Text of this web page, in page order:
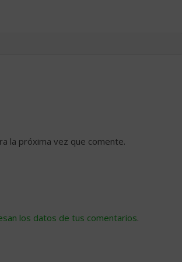
la próxima vez que comente.
los datos de tus comentarios.